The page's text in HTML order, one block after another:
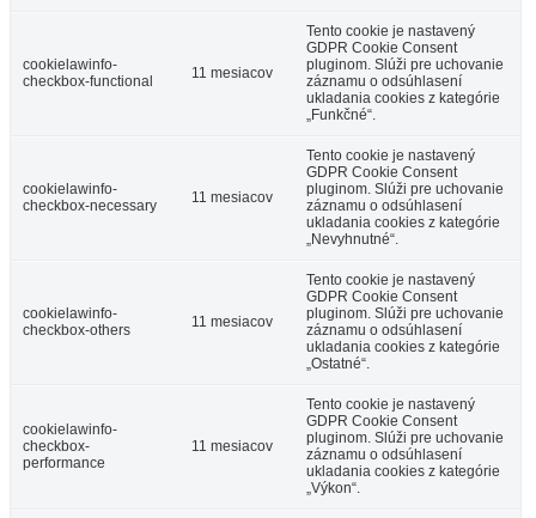
cookielawinfo-
checkbox-functional
11 mesiacov
Tento cookie je nastavený
GDPR Cookie Consent
pluginom. Slúži pre uchovanie
záznamu o odsúhlasení
ukladania cookies z kategórie
„Funkčné“.
cookielawinfo-
checkbox-necessary
11 mesiacov
Tento cookie je nastavený
GDPR Cookie Consent
pluginom. Slúži pre uchovanie
záznamu o odsúhlasení
ukladania cookies z kategórie
„Nevyhnutné“.
cookielawinfo-
checkbox-others
11 mesiacov
Tento cookie je nastavený
GDPR Cookie Consent
pluginom. Slúži pre uchovanie
záznamu o odsúhlasení
ukladania cookies z kategórie
„Ostatné“.
cookielawinfo-
checkbox-
performance
11 mesiacov
Tento cookie je nastavený
GDPR Cookie Consent
pluginom. Slúži pre uchovanie
záznamu o odsúhlasení
ukladania cookies z kategórie
„Výkon“.